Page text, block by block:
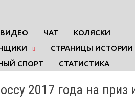
ВИДЕО ЧАТ
КОЛЯСКИ
СТРАНИЦЫ ИСТОРИИ
СПОРТ СТАТИСТИКА
2017 года на